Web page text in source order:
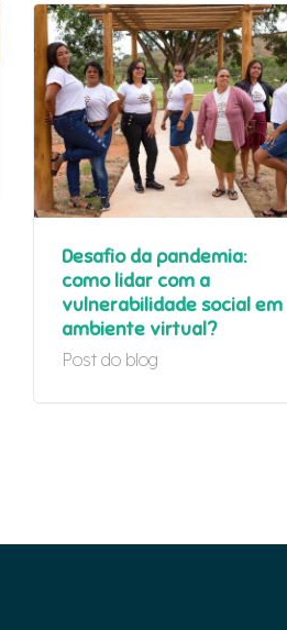
Desafio da pandemia:
como lidar com a
vulnerabilidade social em
ambiente virtual?
Post do blog